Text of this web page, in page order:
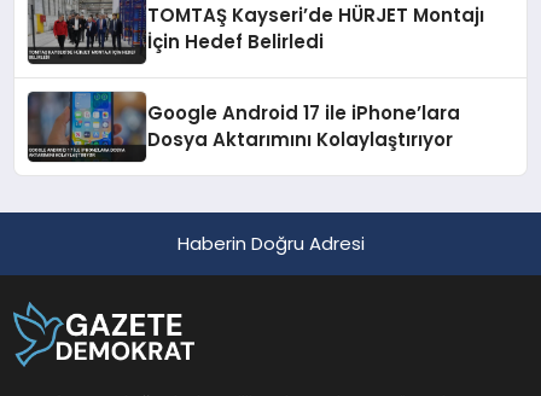
TOMTAŞ Kayseri’de HÜRJET Montajı
İçin Hedef Belirledi
Google Android 17 ile iPhone’lara
Dosya Aktarımını Kolaylaştırıyor
Haberin Doğru Adresi